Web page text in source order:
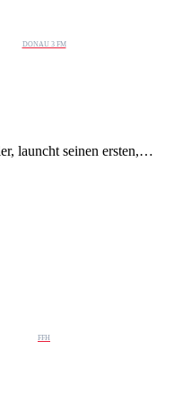
DONAU 3 FM
launcht seinen ersten,…
FFH